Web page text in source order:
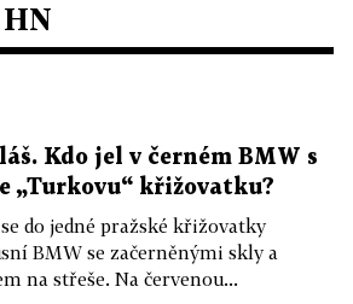
Kdo jel v černém BMW s
„Turkovu“ křižovatku?
do jedné pražské křižovatky
BMW se začerněnými skly a
na střeše. Na červenou...